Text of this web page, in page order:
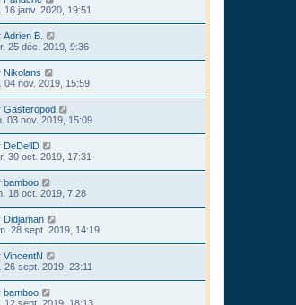
16 janv. 2020, 19:51
Adrien B.
25 déc. 2019, 9:36
Nikolans
04 nov. 2019, 15:59
Gasteropod
03 nov. 2019, 15:09
DeDellD
30 oct. 2019, 17:31
bamboo
18 oct. 2019, 7:28
Didjaman
28 sept. 2019, 14:19
VincentN
26 sept. 2019, 23:11
bamboo